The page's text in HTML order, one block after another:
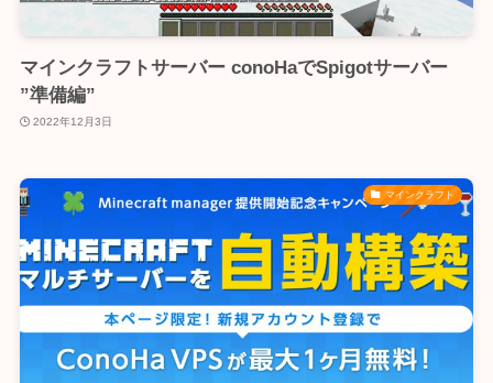
マインクラフトサーバー conoHaでSpigotサーバー
”準備編”
2022年12月3日
マインクラフト